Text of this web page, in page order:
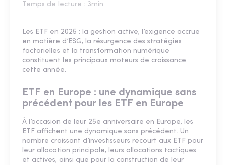
Temps de lecture : 3min
Les ETF en 2025 : la gestion active, l’exigence accrue
en matière d’ESG, la résurgence des stratégies
factorielles et la transformation numérique
constituent les principaux moteurs de croissance
cette année.
ETF en Europe : une dynamique sans
précédent pour les ETF en Europe
À l’occasion de leur 25e anniversaire en Europe, les
ETF affichent une dynamique sans précédent. Un
nombre croissant d’investisseurs recourt aux ETF pour
leur allocation principale, leurs allocations tactiques
et actives, ainsi que pour la construction de leur